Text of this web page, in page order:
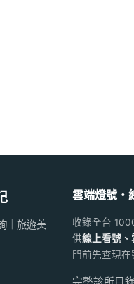
｜旅遊美
雲端燈號・
收錄全台
供線上看號、
門前先查現在